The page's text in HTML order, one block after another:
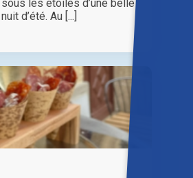
les étoiles d’une belle
nuit d’été. Au [...]